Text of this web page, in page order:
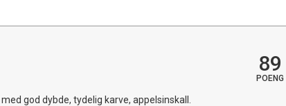
89
POENG
god dybde, tydelig karve, appelsinskall.